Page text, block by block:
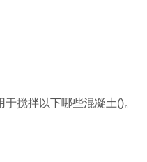
搅拌以下哪些混凝土()。